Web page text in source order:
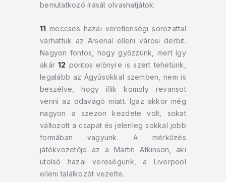
bemutatkozó írását olvashatjátok:
11 meccses hazai veretlenségi sorozattal
várhattuk az Arsenal elleni városi derbit.
Nagyon fontos, hogy győzzünk, mert így
akár12 pontos előnyre is szert tehetünk,
legalább az Ágyúsokkal szemben, nem is
beszélve, hogy illik komoly revansot
venni az odavágó miatt. Igaz akkor még
nagyon a szezon kezdete volt, sokat
változott a csapat és jelenleg sokkal jobb
formában vagyunk. A mérkőzés
játékvezetője az a Martin Atkinson, aki
utolsó hazai vereségünk, a Liverpool
elleni találkozót vezette.